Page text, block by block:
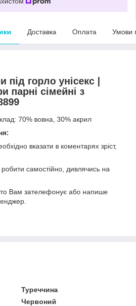
Доставка Оплата Умови
горло унісекс |
парні сімейні з
70% вовна, 30% акрил
вказати в коментарях зріст,
робити самостійно, дивлячись на
Вам зателефонує або напише
Туреччина
Червоний